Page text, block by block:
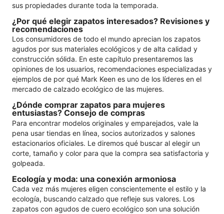
sus propiedades durante toda la temporada.
¿Por qué elegir zapatos interesados? Revisiones y
recomendaciones
Los consumidores de todo el mundo aprecian los zapatos
agudos por sus materiales ecológicos y de alta calidad y
construcción sólida. En este capítulo presentaremos las
opiniones de los usuarios, recomendaciones especializadas y
ejemplos de por qué Mark Keen es uno de los líderes en el
mercado de calzado ecológico de las mujeres.
¿Dónde comprar zapatos para mujeres
entusiastas? Consejo de compras
Para encontrar modelos originales y emparejados, vale la
pena usar tiendas en línea, socios autorizados y salones
estacionarios oficiales. Le diremos qué buscar al elegir un
corte, tamaño y color para que la compra sea satisfactoria y
golpeada.
Ecología y moda: una conexión armoniosa
Cada vez más mujeres eligen conscientemente el estilo y la
ecología, buscando calzado que refleje sus valores. Los
zapatos con agudos de cuero ecológico son una solución